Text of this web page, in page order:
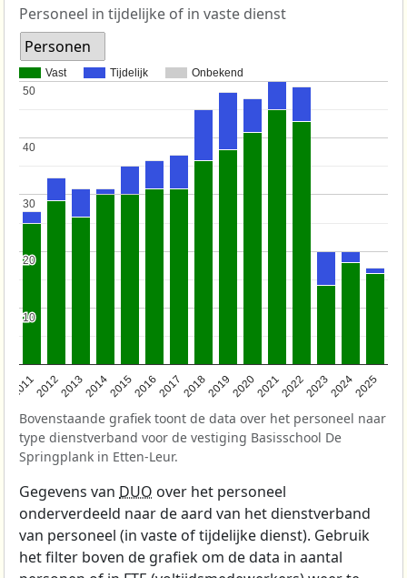
Personeel in tijdelijke of in vaste dienst
Personen
Vast Tijdelijk Onbekend
201120122013201420152016201720182019202020212022202320242025
10
10
20
20
30
30
40
40
50
50
Bovenstaande grafiek toont de data over het personeel naar
type dienstverband voor de vestiging Basisschool De
Springplank in Etten-Leur.
Gegevens van DUO over het personeel
onderverdeeld naar de aard van het dienstverband
van personeel (in vaste of tijdelijke dienst). Gebruik
het filter boven de grafiek om de data in aantal